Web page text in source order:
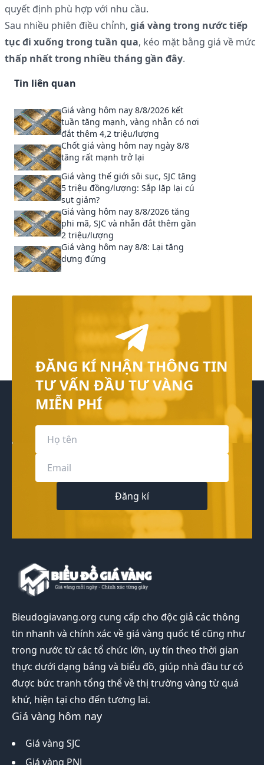
quyết định phù hợp với nhu cầu.
Sau nhiều phiên điều chỉnh, giá vàng trong nước tiếp
tục đi xuống trong tuần qua, kéo mặt bằng giá về mức
thấp nhất trong nhiều tháng gần đây.
Tin liên quan
Giá vàng hôm nay 8/8/2026 kết
tuần tăng mạnh, vàng nhẫn có nơi
đắt thêm 4,2 triệu/lượng
Chốt giá vàng hôm nay ngày 8/8
tăng rất mạnh trở lại
Giá vàng thế giới sôi sục, SJC tăng
5 triệu đồng/lượng: Sắp lặp lại cú
sụt giảm?
Giá vàng hôm nay 8/8/2026 tăng
phi mã, SJC và nhẫn đắt thêm gần
2 triệu/lượng
Giá vàng hôm nay 8/8: Lại tăng
dựng đứng
ĐĂNG KÍ NHẬN THÔNG TIN
TƯ VẤN ĐẦU TƯ VÀNG
MIỄN PHÍ
Đăng kí
Bieudogiavang.org cung cấp cho độc giả các thông
tin nhanh và chính xác về giá vàng quốc tế cũng như
trong nước từ các tổ chức lớn, uy tín theo thời gian
thực dưới dạng bảng và biểu đồ, giúp nhà đầu tư có
được bức tranh tổng thể về thị trường vàng từ quá
khứ, hiện tại cho đến tương lai.
Giá vàng hôm nay
Giá vàng SJC
Giá vàng PNJ